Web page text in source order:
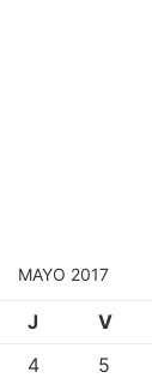
MAYO 2017
J V
4 5